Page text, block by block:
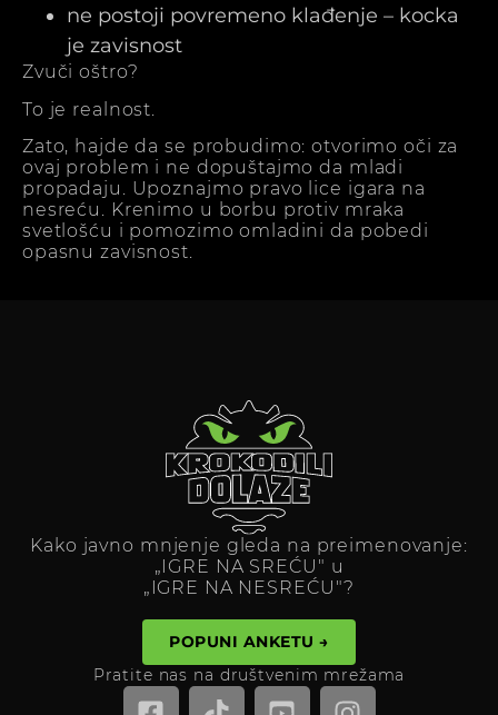
ne postoji povremeno klađenje – kocka
je zavisnost
Zvuči oštro?
To je realnost.
Zato, hajde da se probudimo: otvorimo oči za
ovaj problem i ne dopuštajmo da mladi
propadaju. Upoznajmo pravo lice igara na
nesreću. Krenimo u borbu protiv mraka
svetlošću i pomozimo omladini da pobedi
opasnu zavisnost.
Kako javno mnjenje gleda na preimenovanje:
„IGRE NA SREĆU" u
„IGRE NA NESREĆU"?
POPUNI ANKETU →
Pratite nas na društvenim mrežama